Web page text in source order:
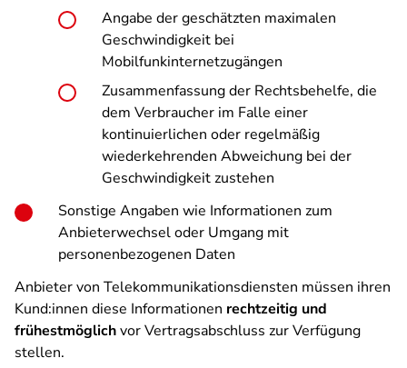
Angabe der geschätzten maximalen
Geschwindigkeit bei
Mobilfunkinternetzugängen
Zusammenfassung der Rechtsbehelfe, die
dem Verbraucher im Falle einer
kontinuierlichen oder regelmäßig
wiederkehrenden Abweichung bei der
Geschwindigkeit zustehen
Sonstige Angaben wie Informationen zum
Anbieterwechsel oder Umgang mit
personenbezogenen Daten
Anbieter von Telekommunikationsdiensten müssen ihren
Kund:innen diese Informationen rechtzeitig und
frühestmöglichvor Vertragsabschluss zur Verfügung
stellen.